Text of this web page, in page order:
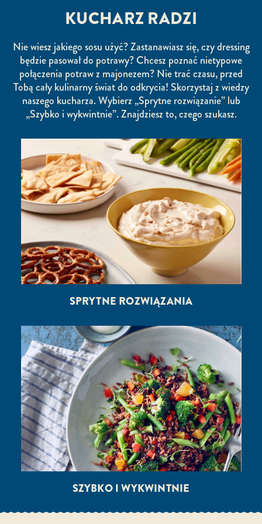
KUCHARZ RADZI
Nie wiesz jakiego sosu użyć? Zastanawiasz się, czy dressing
będzie pasował do potrawy? Chcesz poznać nietypowe
połączenia potraw z majonezem? Nie trać czasu, przed
Tobą cały kulinarny świat do odkrycia! Skorzystaj z wiedzy
naszego kucharza. Wybierz „Sprytne rozwiązanie” lub
„Szybko i wykwintnie”. Znajdziesz to, czego szukasz.
SPRYTNE ROZWIĄZANIA
SZYBKO I WYKWINTNIE